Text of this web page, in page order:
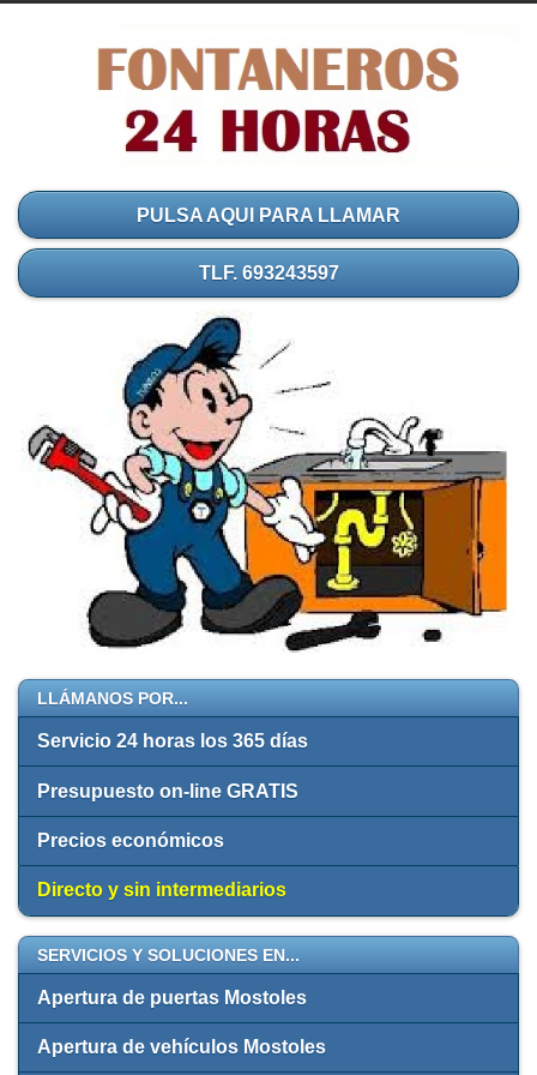
PULSA AQUI PARA LLAMAR
TLF. 693243597
LLÁMANOS POR...
Servicio 24 horas los 365 días
Presupuesto on-line GRATIS
Precios económicos
Directo y sin intermediarios
SERVICIOS Y SOLUCIONES EN...
Apertura de puertas Mostoles
Apertura de vehículos Mostoles